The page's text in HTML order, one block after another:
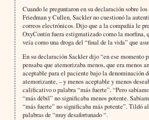
Cuando le preguntaron en su declaración sobre
Friedman y Cullen, Sackler no cuestionó la
correos electrónicos. Dijo que a la compañía le
OxyContin fuera estigmatizado como la morfina,
veía como una droga del “final de la vida” que
En su declaración Sackler dijo “en ese momento
pensaba que atemorizaba menos, que era menos
aceptable para el paciente bajo la denominación
atemorizante, – y menos aceptable y menos
calificativo o palabra “más fuerte”. “Pero
“más débil” no significaba menos potente.
“más fuerte” no significaba más potente”. Tildó al
palabras de “muy desafortunado “.